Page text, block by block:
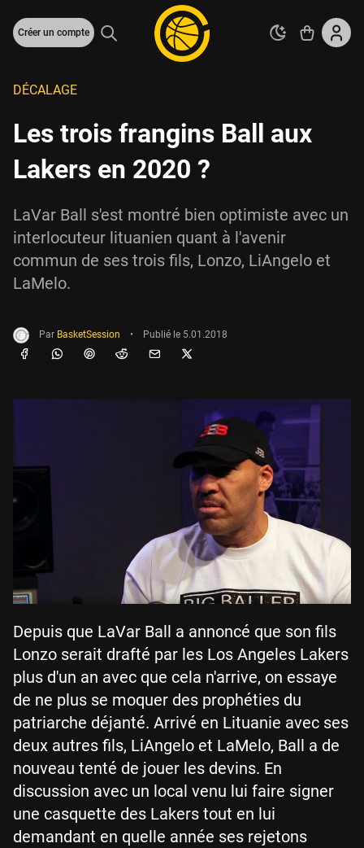
Créer un compte
DÉCALAGE
Les trois frangins Ball aux
Lakers en 2020 ?
LaVar Ball s'est montré bien optimiste avec un
interlocuteur lituanien quant à l'avenir
commun de ses trois fils, Lonzo, LiAngelo et
LaMelo.
Par BasketSession • Publié le 5.01.2018
Depuis que LaVar Ball a annoncé que son fils
Lonzo serait drafté par les Los Angeles Lakers
plus d'un an avec que cela n'arrive, on essaye
de ne plus se moquer des prophéties du
patriarche déjanté. Arrivé en Lituanie avec ses
deux autres fils, LiAngelo et LaMelo, Ball a de
nouveau tenté de jouer les devins. En
discussion avec un local venu lui faire signer
une casquette des Lakers tout en lui
demandant en quelle année ses rejetons